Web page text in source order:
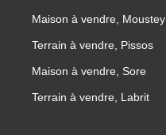
Maison à vendre, Moustey
Terrain à vendre, Pissos
Maison à vendre, Sore
Terrain à vendre, Labrit